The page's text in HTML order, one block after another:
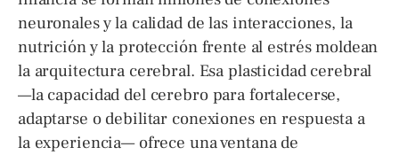
neuronales y la calidad de las interacciones, la
nutrición y la protección frente al estrés moldean
la arquitectura cerebral. Esa plasticidad cerebral
—la capacidad del cerebro para fortalecerse,
adaptarse o debilitar conexiones en respuesta a
la experiencia— ofrece una ventana de